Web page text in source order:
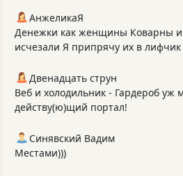
АнжеликаЯ
Денежки как женщины Коварны и
исчезали Я припрячу их в
Двенадцать струн
Веб и холодильник - Гардероб уж
действу(ю)щий портал!
Синявский Вадим
Местами)))